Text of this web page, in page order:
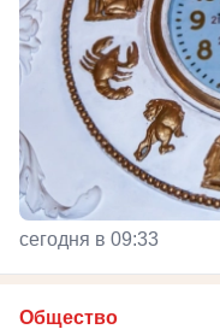
сегодня в 09:33
Общество